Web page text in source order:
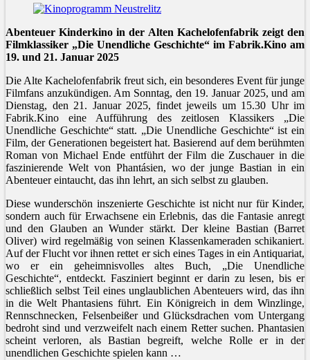
Abenteuer Kinderkino in der Alten Kachelofenfabrik zeigt den
Filmklassiker „Die Unendliche Geschichte“ im Fabrik.Kino am
19. und 21. Januar 2025
Die Alte Kachelofenfabrik freut sich, ein besonderes Event für junge
Filmfans anzukündigen. Am Sonntag, den 19. Januar 2025, und am
Dienstag, den 21. Januar 2025, findet jeweils um 15.30 Uhr im
Fabrik.Kino eine Aufführung des zeitlosen Klassikers „Die
Unendliche Geschichte“ statt. „Die Unendliche Geschichte“ ist ein
Film, der Generationen begeistert hat. Basierend auf dem berühmten
Roman von Michael Ende entführt der Film die Zuschauer in die
faszinierende Welt von Phantásien, wo der junge Bastian in ein
Abenteuer eintaucht, das ihn lehrt, an sich selbst zu glauben.
Diese wunderschön inszenierte Geschichte ist nicht nur für Kinder,
sondern auch für Erwachsene ein Erlebnis, das die Fantasie anregt
und den Glauben an Wunder stärkt. Der kleine Bastian (Barret
Oliver) wird regelmäßig von seinen Klassenkameraden schikaniert.
Auf der Flucht vor ihnen rettet er sich eines Tages in ein Antiquariat,
wo er ein geheimnisvolles altes Buch, „Die Unendliche
Geschichte“, entdeckt. Fasziniert beginnt er darin zu lesen, bis er
schließlich selbst Teil eines unglaublichen Abenteuers wird, das ihn
in die Welt Phantasiens führt. Ein Königreich in dem Winzlinge,
Rennschnecken, Felsenbeißer und Glücksdrachen vom Untergang
bedroht sind und verzweifelt nach einem Retter suchen. Phantasien
scheint verloren, als Bastian begreift, welche Rolle er in der
unendlichen Geschichte spielen kann …